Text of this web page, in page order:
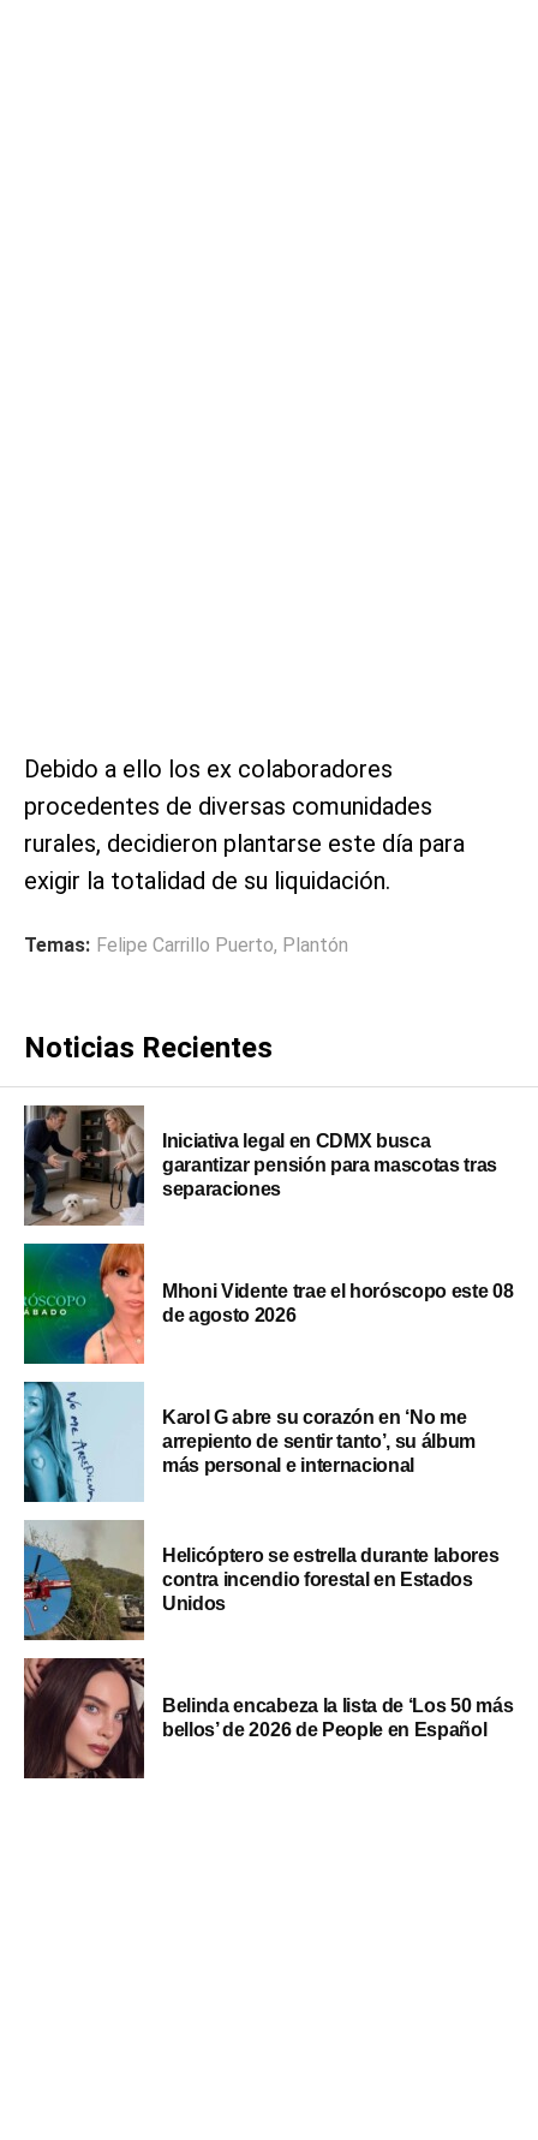
Debido a ello los ex colaboradores
procedentes de diversas comunidades
rurales, decidieron plantarse este día para
exigir la totalidad de su liquidación.
Temas: Felipe Carrillo Puerto, Plantón
Noticias Recientes
Iniciativa legal en CDMX busca
garantizar pensión para mascotas tras
separaciones
Mhoni Vidente trae el horóscopo este 08
de agosto 2026
Karol G abre su corazón en ‘No me
arrepiento de sentir tanto’, su álbum
más personal e internacional
Helicóptero se estrella durante labores
contra incendio forestal en Estados
Unidos
Belinda encabeza la lista de ‘Los 50 más
bellos’ de 2026 de People en Español